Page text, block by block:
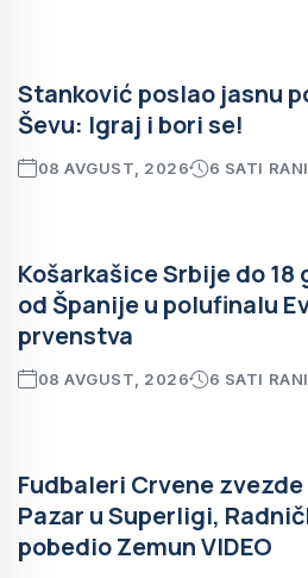
Stanković poslao jasnu
Ševu: Igraj i bori se!
08 AVGUST, 2026 6 SATI
Košarkašice Srbije do
od Španije u polufinalu
prvenstva
08 AVGUST, 2026 6 SATI
Fudbaleri Crvene
Pazar u Superligi,
pobedio Zemun VIDEO